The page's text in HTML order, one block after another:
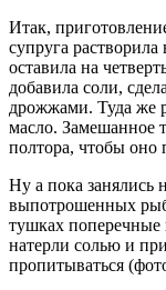
Итак,
супруга
оставила на
добавила соли,
дрожжами. Туда же
масло. Замешанное
полтора, чтобы оно
Ну а пока
выпотрошенных
тушках поперечные
натерли солью и
пропитываться